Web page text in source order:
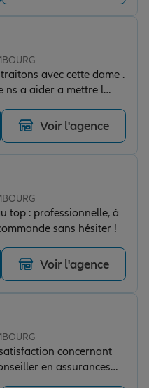
avec cette dame .
ns a aider a mettre l
Voir l'agence
top : professionnelle, à
sans hésiter !
Voir l'agence
concernant
en assurances
sa disponibilité